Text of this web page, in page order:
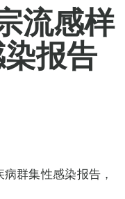
流感样
报告
群集性感染报告，